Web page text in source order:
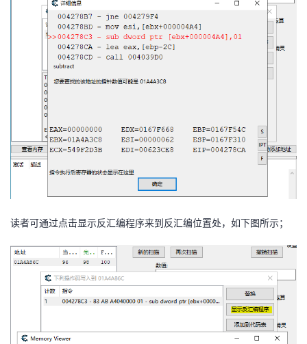
读者可通过点击显示反汇编程序来到反汇编位置处，如下图所示；